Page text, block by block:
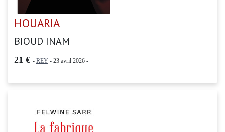
HOUARIA
BIOUD INAM
21 € - REY- 23 avril 2026 -